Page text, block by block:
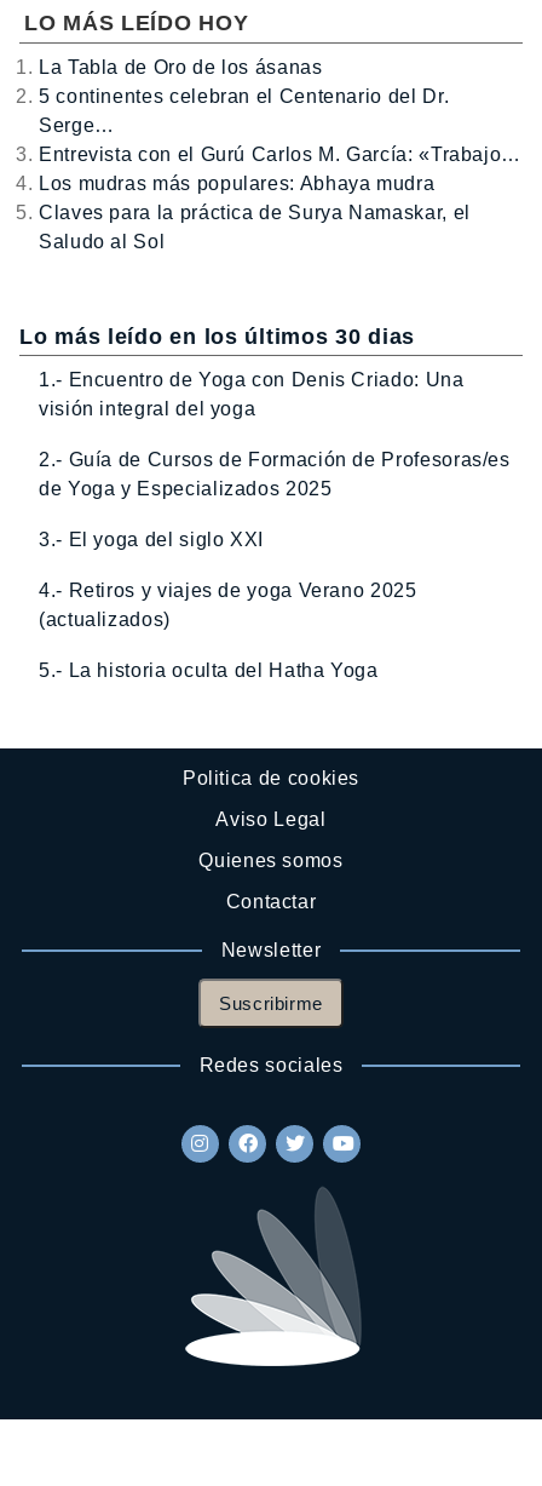
LO MÁS LEÍDO HOY
La Tabla de Oro de los ásanas
5 continentes celebran el Centenario del Dr.
Serge…
Entrevista con el Gurú Carlos M. García: «Trabajo…
Los mudras más populares: Abhaya mudra
Claves para la práctica de Surya Namaskar, el
Saludo al Sol
Lo más leído en los últimos 30 dias
1.- Encuentro de Yoga con Denis Criado: Una
visión integral del yoga
2.- Guía de Cursos de Formación de Profesoras/es
de Yoga y Especializados 2025
3.- El yoga del siglo XXI
4.- Retiros y viajes de yoga Verano 2025
(actualizados)
5.- La historia oculta del Hatha Yoga
Politica de cookies
Aviso Legal
Quienes somos
Contactar
Newsletter
Suscribirme
Redes sociales